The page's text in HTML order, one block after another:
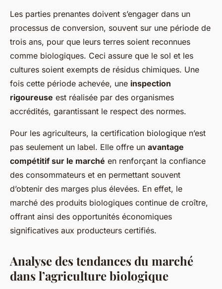
Les parties prenantes doivent s’engager dans un
processus de conversion, souvent sur une période de
trois ans, pour que leurs terres soient reconnues
comme biologiques. Ceci assure que le sol et les
cultures soient exempts de résidus chimiques. Une
fois cette période achevée, une inspection
rigoureuse est réalisée par des organismes
accrédités, garantissant le respect des normes.
Pour les agriculteurs, la certification biologique n’est
pas seulement un label. Elle offre un avantage
compétitif sur le marché en renforçant la confiance
des consommateurs et en permettant souvent
d’obtenir des marges plus élevées. En effet, le
marché des produits biologiques continue de croître,
offrant ainsi des opportunités économiques
significatives aux producteurs certifiés.
Analyse des tendances du marché
dans l’agriculture biologique